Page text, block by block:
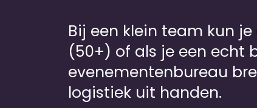
Bij een klein team kun
(50+) of als je een echt
evenementen­bureau
logistiek uit handen.